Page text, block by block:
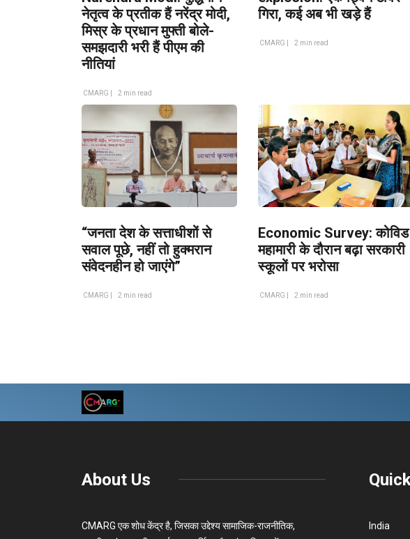
नेतृत्व के प्रतीक हैं नरेंद्र मोदी,
मिस्र के प्रधान मुफ्ती बोले-
समझदारी भरी हैं पीएम की
नीतियां
CMARG | 2 min read
गिरा, कई अब भी खड़े हैं
CMARG | 2 min read
“जनता देश के सत्ताधीशों से
सवाल पूछे, नहीं तो हुक्मरान
संवेदनहीन हो जाएंगे”
CMARG | 2 min read
Economic Survey: कोविड
महामारी के दौरान बढ़ा सरकारी
स्कूलों पर भरोसा
CMARG | 2 min read
About Us
CMARG एक शोध केंद्र है, जिसका उद्देश्य सामाजिक-राजनीतिक,
India